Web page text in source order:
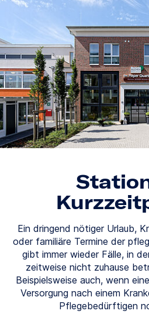
Ein dringend nötiger Urlaub,
oder familiäre Termine der
gibt immer wieder Fälle, in
zeitweise nicht zuhause
Beispielsweise auch, wenn
Versorgung nach einem
Pflegebedürftigen